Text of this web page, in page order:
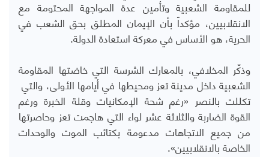
للمقاومة الشعبية وتأمين عدة المواجهة المحتومة مع
الانقلابيين، مؤكداً بأن الإيمان المطلق بحق الشعب في
الحرية، هو الأساس في معركة استعادة الدولة.
وذكّر المخلافي، بالمعارك الشرسة التي خاضتها المقاومة
الشعبية داخل مدينة تعز ومحيطها في أيامها الأولى، والتي
تكللت بالنصر «رغم شحة الإمكانيات وقلة الخبرة ورغم
القوة الضاربة والثلاثة عشر لواء التي هاجمت تعز وحاصرتها
من جميع الاتجاهات مدعومة بكتائب الموت والوحدات
الخاصة بالانقلابيين».